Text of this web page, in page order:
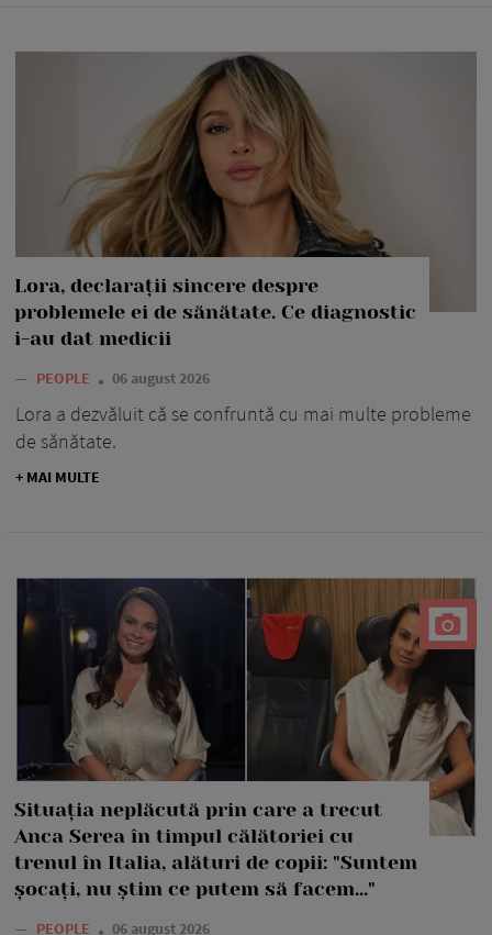
Lora, declarații sincere despre
problemele ei de sănătate. Ce diagnostic
i-au dat medicii
— PEOPLE 06 august 2026
Lora a dezvăluit că se confruntă cu mai multe probleme
de sănătate.
+ MAI MULTE
Situația neplăcută prin care a trecut
Anca Serea în timpul călătoriei cu
trenul în Italia, alături de copii: "Suntem
șocați, nu știm ce putem să facem..."
— PEOPLE 06 august 2026